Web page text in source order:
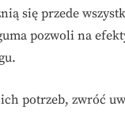
się przede
pozwoli na
potrzeb, zwróć